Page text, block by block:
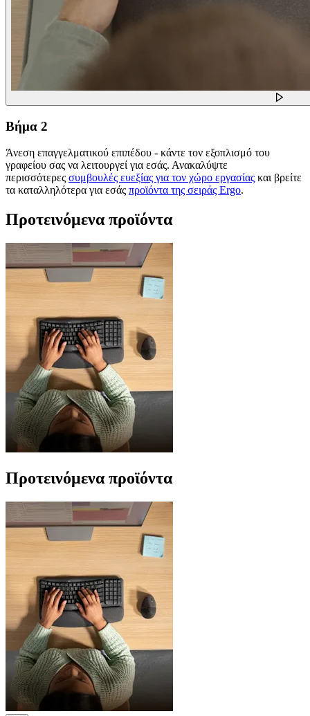
Βήμα 2
Άνεση επαγγελματικού επιπέδου - κάντε τον εξοπλισμό του
γραφείου σας να λειτουργεί για εσάς. Ανακαλύψτε
περισσότερες συμβουλές ευεξίας για τον χώρο εργασίας και βρείτε
τα καταλληλότερα για εσάς προϊόντα της σειράς Ergo.
Προτεινόμενα προϊόντα
Προτεινόμενα προϊόντα